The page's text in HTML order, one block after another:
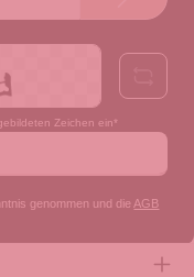
Zeichen ein*
genommen und die AGB